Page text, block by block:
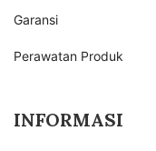
Garansi
Perawatan Produk
INFORMASI